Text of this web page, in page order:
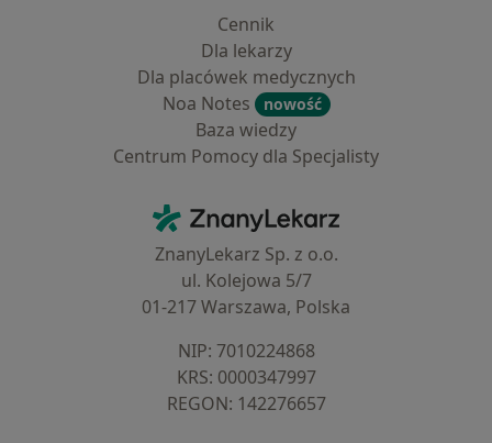
Cennik
Dla lekarzy
Dla placówek medycznych
Noa Notes
nowość
Baza wiedzy
Centrum Pomocy dla Specjalisty
ZnanyLekarz - Strona główna
ZnanyLekarz Sp. z o.o.
ul. Kolejowa 5/7
01-217 Warszawa, Polska
NIP: ⁠7010224868
KRS: ⁠0000347997
REGON: ⁠142276657